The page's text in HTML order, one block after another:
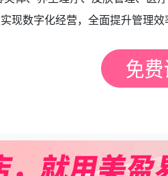
现数字化经营，全面提升管理效